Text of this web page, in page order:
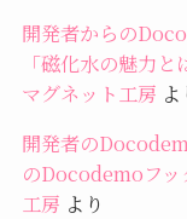
開発者からの
「磁化水の魅力
マグネット工房 よ
開発者の
のDocodemoフ
工房 より